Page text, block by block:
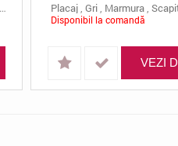
, Lx7.5
Placaj, Gri, Marmura,
Disponibil la comandă
VEZI